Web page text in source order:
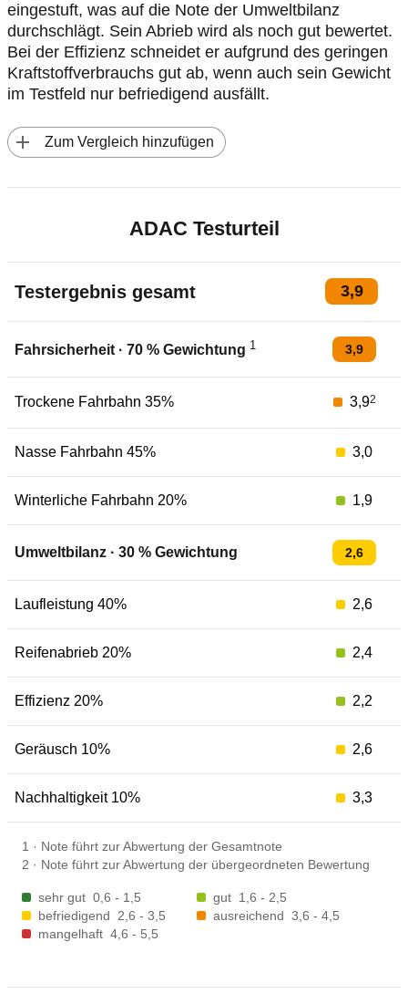
Zum Vergleich hinzufügen
eingestuft, was auf die Note der Umweltbilanz
durchschlägt. Sein Abrieb wird als noch gut bewertet.
Bei der Effizienz schneidet er aufgrund des geringen
Kraftstoffverbrauchs gut ab, wenn auch sein Gewicht
im Testfeld nur befriedigend ausfällt.
ADAC Testurteil
Testergebnis gesamt 3,9
Fahrsicherheit · 70 % Gewichtung 1 3,9
Trockene Fahrbahn 35% 3,92
Nasse Fahrbahn 45% 3,0
Winterliche Fahrbahn 20% 1,9
Umweltbilanz · 30 % Gewichtung 2,6
Laufleistung 40% 2,6
Reifenabrieb 20% 2,4
Effizienz 20% 2,2
Geräusch 10% 2,6
Nachhaltigkeit 10% 3,3
1 · Note führt zur Abwertung der Gesamtnote
2 · Note führt zur Abwertung der übergeordneten Bewertung
sehr gut 0,6 - 1,5 gut 1,6 - 2,5
befriedigend
2,6 - 3,5 ausreichend 3,6 - 4,5
mangelhaft 4,6 - 5,5